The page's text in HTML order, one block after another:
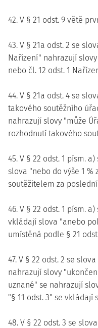
42. V § 21 odst. 9 větě
43. V § 21a odst. 2 se
Nařízení" nahrazují
nebo čl. 12 odst. 1
44. V § 21a odst. 4 se
takového soutěžního
nahrazují slovy "může
rozhodnutí takového
45. V § 22 odst. 1 písm.
slova "nebo do výše 1 %
soutěžitelem za
46. V § 22 odst. 1 písm.
vkládají slova "anebo
umístěná podle § 21
47. V § 22 odst. 2 se
nahrazují slovy
uznané" se nahrazují
"§ 11 odst. 3" se vkládají
48. V § 22 odst. 3 se